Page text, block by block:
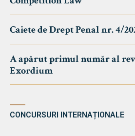
Caiete de Drept Penal nr. 4/
A apărut primul număr al
Exordium
CONCURSURI INTERNAȚIONALE